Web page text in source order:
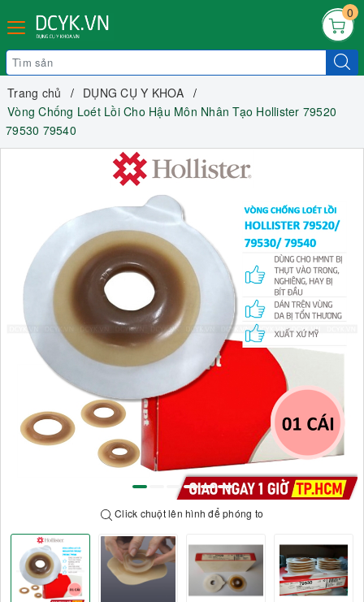
0
Trang chủ
DỤNG CỤ Y KHOA
Vòng Chống Loét Lồi Cho Hậu Môn Nhân Tạo Hollister 79520
79530 79540
Click chuột lên hình để phóng to